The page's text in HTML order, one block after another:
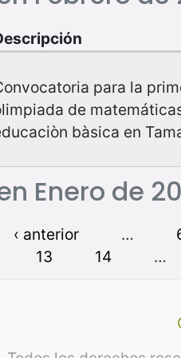
Enero de
para la
de
bàsica en
‹ anterior …
13 14 …